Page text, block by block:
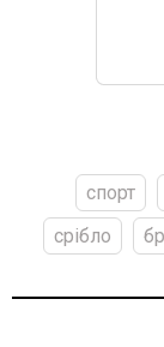
спорт
срібло